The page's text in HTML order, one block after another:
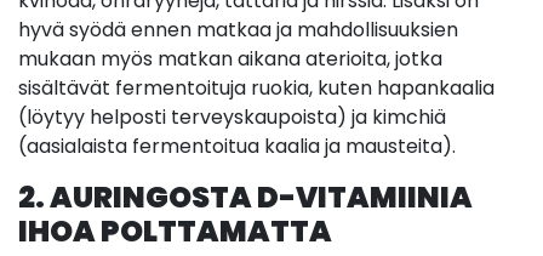
hyvä syödä ennen matkaa ja mahdollisuuksien
mukaan myös matkan aikana aterioita, jotka
sisältävät fermentoituja ruokia, kuten hapankaalia
(löytyy helposti terveyskaupoista) ja kimchiä
(aasialaista fermentoitua kaalia ja mausteita).
2. AURINGOSTA D-VITAMIINIA
IHOA POLTTAMATTA